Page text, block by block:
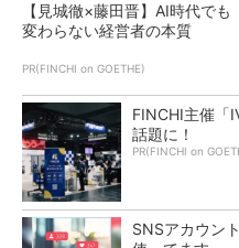
【見城徹×藤田晋】AI時代でも
変わらない経営者の本質
PR(FINCHI on GOETHE)
FINCHI主催「
話題に！
PR(FINCHI on
SNSアカウン